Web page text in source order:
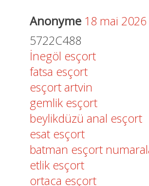
Anonyme 18 mai
5722C488
İnegöl esçort
fatsa esçort
esçort artvin
gemlik esçort
beylikdüzü anal esçort
esat esçort
batman esçort
etlik esçort
ortaca esçort